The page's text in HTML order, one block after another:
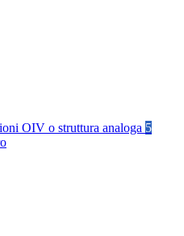
OIV o struttura analoga 5